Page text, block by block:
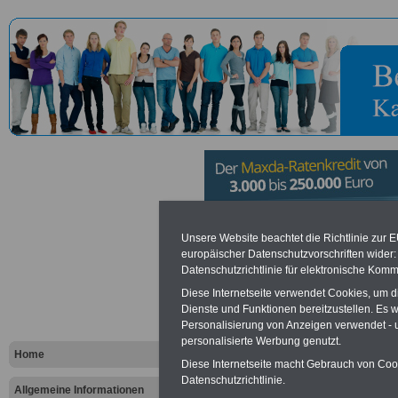
Home
Allgemeine Informationen
Vorteile für den öffentlichen
Vergleichen und sparen
Unsere Website beachtet die Richtlinie zur
europäischer Datenschutzvorschriften
Datenschutzrichtlinie für elektronische
Diese Internetseite verwendet Cookies, um
Dienste und Funktionen bereitzustellen. Es
Personalisierung von Anzeigen verwendet
personalisierte Werbung genutzt.
Diese Internetseite macht Gebrauch von
Datenschutzrichtlinie.